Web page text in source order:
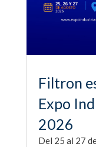
Filtron
Expo
2026
Del 25 al 27